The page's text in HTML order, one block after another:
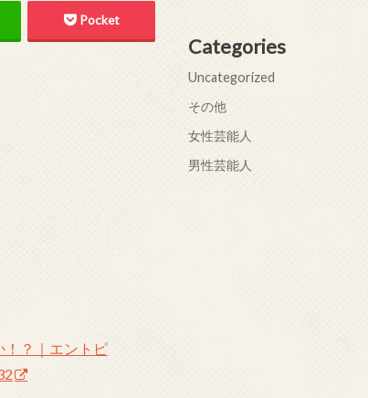
Pocket
！？｜エントピ
Categories
Uncategorized
その他
女性芸能人
男性芸能人